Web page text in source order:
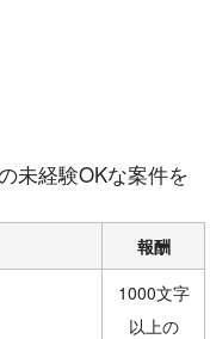
未経験OKな案件を
報酬
1000文字
以上の